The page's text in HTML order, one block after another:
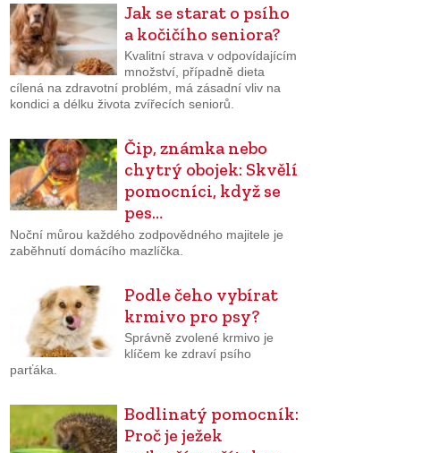
Jak se starat o psího
a kočičího seniora?
Kvalitní strava v odpovídajícím
množství, případně dieta
cílená na zdravotní problém, má zásadní vliv na
kondici a délku života zvířecích seniorů.
Čip, známka nebo
chytrý obojek: Skvělí
pomocníci, když se
pes…
Noční můrou každého zodpovědného majitele je
zaběhnutí domácího mazlíčka.
Podle čeho vybírat
krmivo pro psy?
Správně zvolené krmivo je
klíčem ke zdraví psího
parťáka.
Bodlinatý pomocník:
Proč je ježek